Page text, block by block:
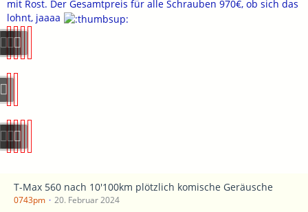
mit Rost. Der Gesamtpreis für alle Schrauben 970€, ob sich das
lohnt, jaaaa
T-Max 560 nach 10'100km plötzlich komische Geräusche
0743pm 20. Februar 2024